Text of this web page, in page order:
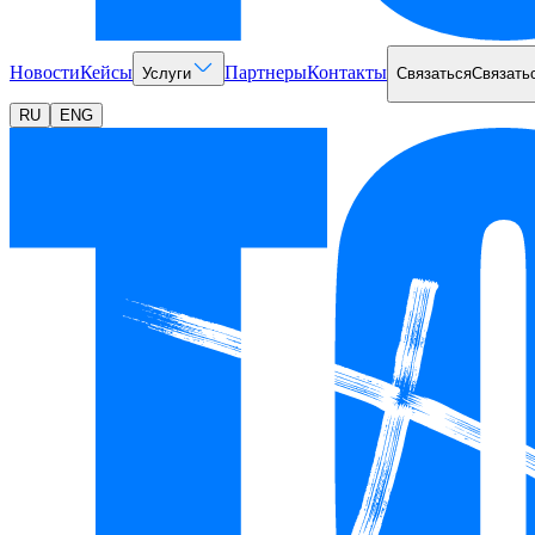
НовостиКейсы Услуги ПартнерыКонтакты Связаться
RU ENG